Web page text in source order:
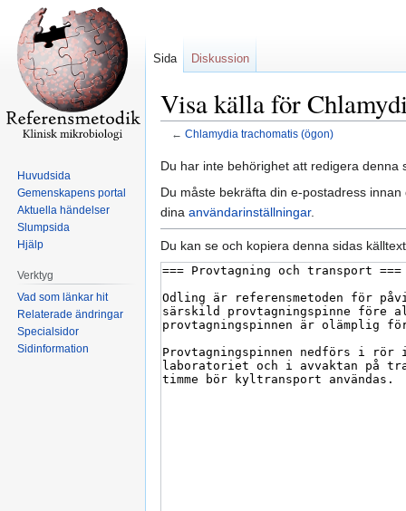
Visa källa för
← Chlamydia trachomatis (ögon)
Hoppa
till
navigering
Hoppa
till
sök
Du har inte behörighet att redigera denna
Du måste bekräfta din e-postadress
dina användarinställningar.
Du kan se och kopiera denna sidas
Sida Diskussion
Huvudsida
Gemenskapens portal
Aktuella händelser
Slumpsida
Hjälp
Verktyg
Vad som länkar hit
Relaterade ändringar
Specialsidor
Sidinformation